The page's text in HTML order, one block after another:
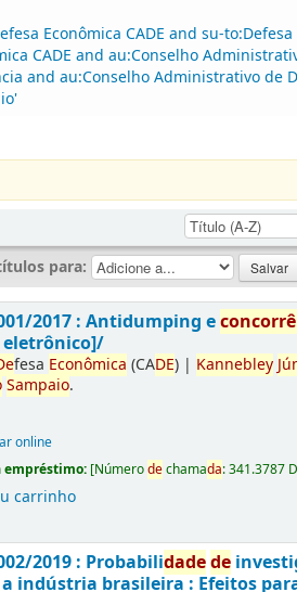
Econômica CADE and su-
CADE and au:Conselho
and au:Conselho Administrativo de
para:
2017 : Antidumping e
eletrônico]/
fesa Econômica (CADE) | Kannebley
Sampaio.
online
empréstimo: [Númerodechamada:341.3787
carrinho
2019 : Probabilidadede
indústria brasileira : Efeitos